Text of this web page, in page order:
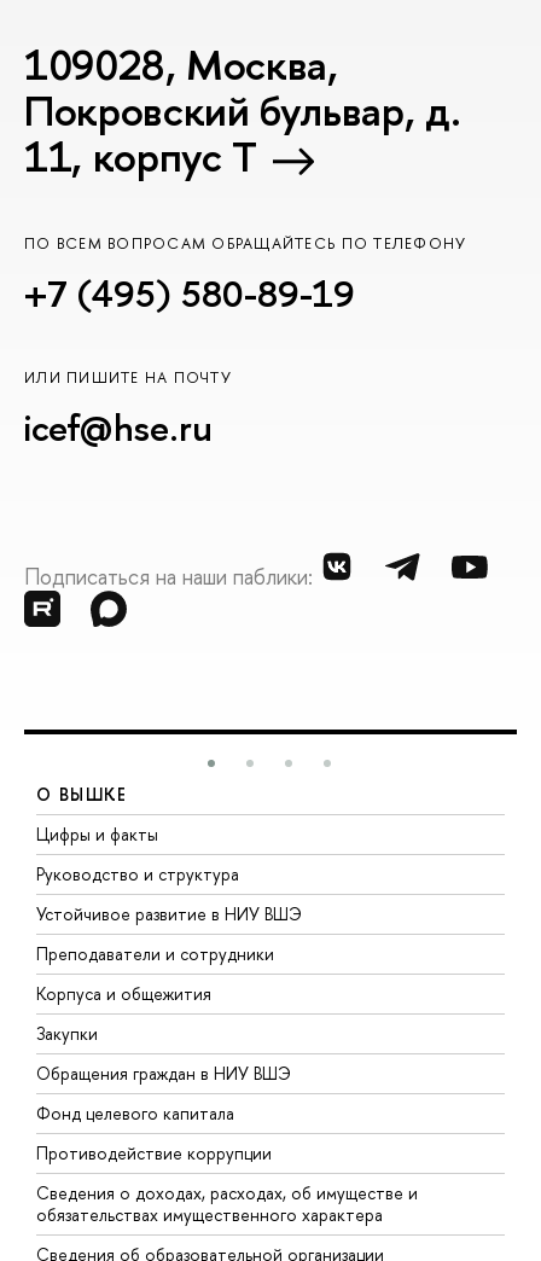
109028, Москва,
Покровский бульвар, д.
11, корпус T
ПО ВСЕМ ВОПРОСАМ ОБРАЩАЙТЕСЬ ПО ТЕЛЕФОНУ
+7 (495) 580-89-19
ИЛИ ПИШИТЕ НА ПОЧТУ
icef@hse.ru
Подписаться на наши паблики:
О ВЫШКЕ
Цифры и факты
Руководство и структура
Устойчивое развитие в НИУ ВШЭ
Преподаватели и сотрудники
Корпуса и общежития
Закупки
Обращения граждан в НИУ ВШЭ
Фонд целевого капитала
Противодействие коррупции
Сведения о доходах, расходах, об имуществе и
обязательствах имущественного характера
Сведения об образовательной организации